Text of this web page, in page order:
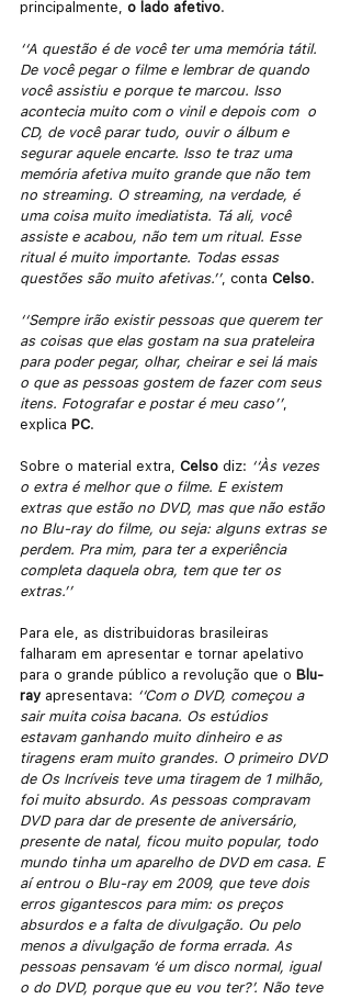
principalmente, o lado afetivo.
‘‘A questão é de você ter uma memória tátil.
De você pegar o filme e lembrar de quando
você assistiu e porque te marcou. Isso
acontecia muito com o vinil e depois com  o
CD, de você parar tudo, ouvir o álbum e
segurar aquele encarte. Isso te traz uma
memória afetiva muito grande que não tem
no streaming. O streaming, na verdade, é
uma coisa muito imediatista. Tá ali, você
assiste e acabou, não tem um ritual. Esse
ritual é muito importante. Todas essas
questões são muito afetivas.’’, conta Celso.
‘‘Sempre irão existir pessoas que querem ter
as coisas que elas gostam na sua prateleira
para poder pegar, olhar, cheirar e sei lá mais
o que as pessoas gostem de fazer com seus
itens. Fotografar e postar é meu caso’’,
explica PC.
Sobre o material extra, Celso diz: ‘‘Às vezes
o extra é melhor que o filme. E existem
extras que estão no DVD, mas que não estão
no Blu-ray do filme, ou seja: alguns extras se
perdem. Pra mim, para ter a experiência
completa daquela obra, tem que ter os
extras.’’
Para ele, as distribuidoras brasileiras
falharam em apresentar e tornar apelativo
para o grande público a revolução que o Blu-
ray apresentava: ‘‘Com o DVD, começou a
sair muita coisa bacana. Os estúdios
estavam ganhando muito dinheiro e as
tiragens eram muito grandes. O primeiro DVD
de Os Incríveis teve uma tiragem de 1 milhão,
foi muito absurdo. As pessoas compravam
DVD para dar de presente de aniversário,
presente de natal, ficou muito popular, todo
mundo tinha um aparelho de DVD em casa. E
aí entrou o Blu-ray em 2009, que teve dois
erros gigantescos para mim: os preços
absurdos e a falta de divulgação. Ou pelo
menos a divulgação de forma errada. As
pessoas pensavam ‘é um disco normal, igual
o do DVD, porque que eu vou ter?’. Não teve